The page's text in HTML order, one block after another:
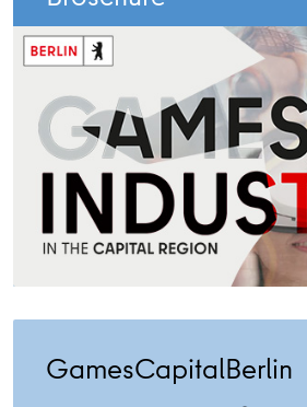
GamesCapitalBerlin